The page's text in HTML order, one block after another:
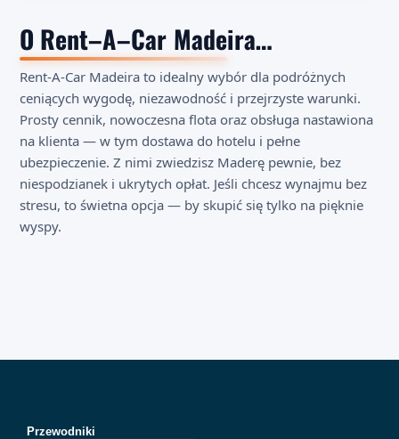
O Rent–A–Car Madeira…
Rent-A-Car Madeira to idealny wybór dla podróżnych
ceniących wygodę, niezawodność i przejrzyste warunki.
Prosty cennik, nowoczesna flota oraz obsługa nastawiona
na klienta — w tym dostawa do hotelu i pełne
ubezpieczenie. Z nimi zwiedzisz Maderę pewnie, bez
niespodzianek i ukrytych opłat. Jeśli chcesz wynajmu bez
stresu, to świetna opcja — by skupić się tylko na pięknie
wyspy.
Przewodniki